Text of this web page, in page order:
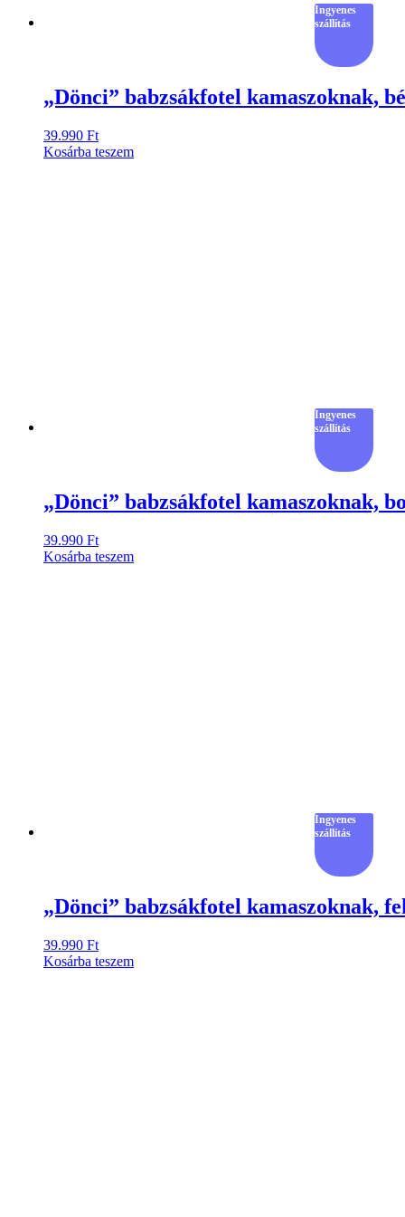
Ingyenes
szállítás
„Dönci” babzsákfotel kamaszoknak,
39.990 Ft
Kosárba teszem
Ingyenes
szállítás
„Dönci” babzsákfotel kamaszoknak,
39.990 Ft
Kosárba teszem
Ingyenes
szállítás
„Dönci” babzsákfotel kamaszoknak,
39.990 Ft
Kosárba teszem